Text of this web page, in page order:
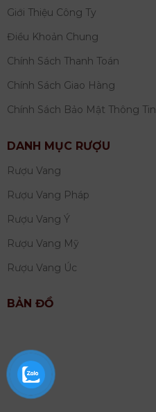
Giới Thiệu Công Ty
Điều Khoản Chung
Chính Sách Thanh Toán
Chính Sách Giao Hàng
Chính Sách Bảo Mật Thông Tin
DANH MỤC RƯỢU
Rượu Vang
Rượu Vang Pháp
Rượu Vang Ý
Rượu Vang Mỹ
Rượu Vang Úc
BẢN ĐỒ